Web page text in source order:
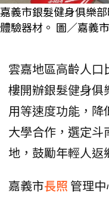
嘉義市銀髮健身俱樂
體驗器材。 圖／嘉義
雲嘉地區高齡人口
樓開辦銀髮健身俱
用等速度功能，
大學合作，選定
地，鼓勵年輕人返
嘉義市長照 管理